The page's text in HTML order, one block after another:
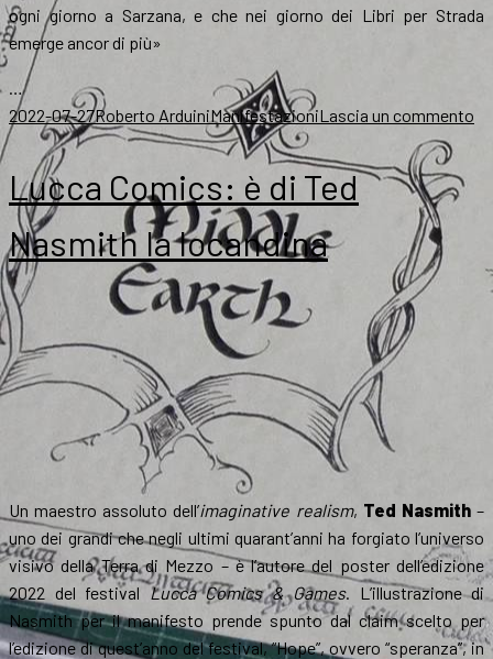
ogni giorno a Sarzana, e che nei giorno dei Libri per Strada
emerge ancor di più»
…
Scritto
il
2022-07-27Autore
Roberto ArduiniCategorie
ManifestazioniLascia un commento
Lucca Comics: è di Ted
Nasmith la locandina
Un maestro assoluto dell’imaginative realism, Ted Nasmith–
uno dei grandi che negli ultimi quarant’anni ha forgiato l’universo
visivo della Terra di Mezzo – è l’autore del poster dell’edizione
2022 del festivalLucca Comics & Games. L’illustrazione di
Nasmith per il manifesto prende spunto dal claim scelto per
l’edizione di quest’anno del festival, “Hope”, ovvero “speranza”, in